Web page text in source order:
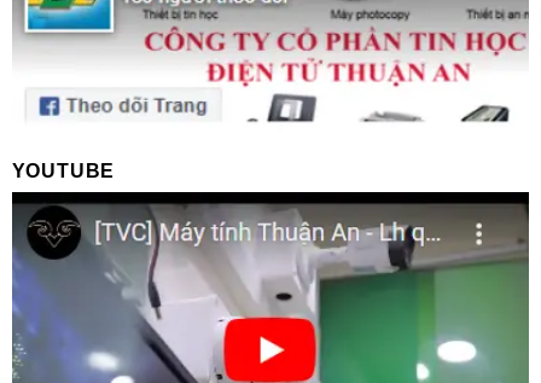
YOUTUBE